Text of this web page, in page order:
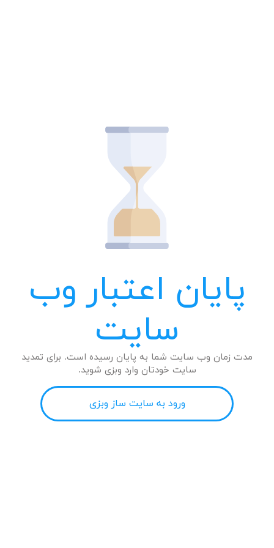
پایان اعتبار وب
سایت
مدت زمان وب سایت شما به پایان رسیده است. برای تمدید
سایت خودتان وارد وبزی شوید.
ورود به سایت ساز وبزی